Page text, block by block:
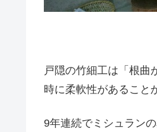
戸隠の竹細工は「根曲
時に柔軟性があること
9年連続でミシュラン